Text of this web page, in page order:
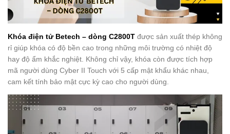
Khóa điện tử Betech – dòng C2800T được sản xuất thép không
rỉ giúp khóa có độ bền cao trong những môi trường có nhiệt độ
hay độ ẩm khắc nghiệt. Không chỉ vậy, khóa còn được tích hợp
mã người dùng Cyber II Touch với 5 cấp mật khẩu khác nhau,
cam kết tính bảo mật cực kỳ cao cho người dùng.